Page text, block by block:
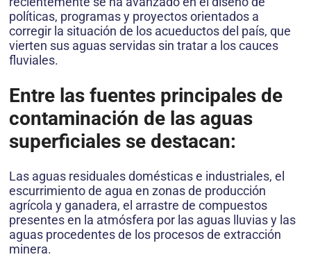
políticas, programas y proyectos orientados a
corregir la situación de los acueductos del país, que
vierten sus aguas servidas sin tratar a los cauces
fluviales.
Entre las fuentes principales de
contaminación de las aguas
superficiales se destacan:
Las aguas residuales domésticas e industriales, el
escurrimiento de agua en zonas de producción
agrícola y ganadera, el arrastre de compuestos
presentes en la atmósfera por las aguas lluvias y las
aguas procedentes de los procesos de extracción
minera.